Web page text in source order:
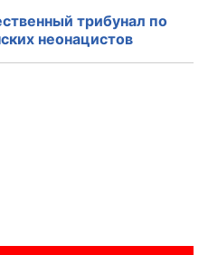
трибунал по
неонацистов